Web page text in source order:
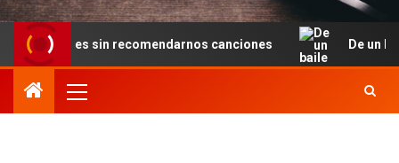
sin recomendarnos canciones De un baile en